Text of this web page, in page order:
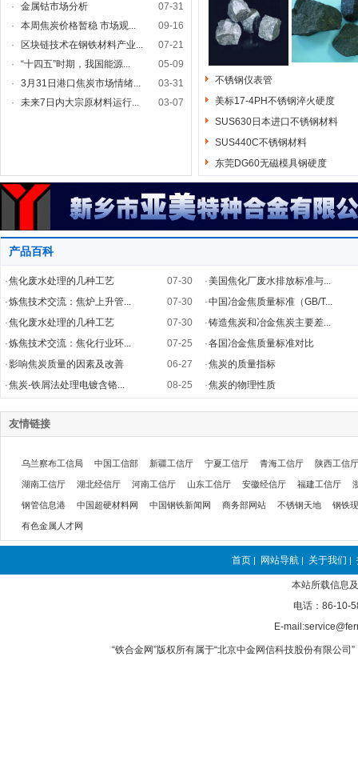
·
金属钴市场分析
07-31
·
本周焦炭价格暂稳 市场观...
09-16
·
区块链技术在钢铁材料产业...
07-21
·
“十四五”时期，我国能源...
05-09
·
3月31日港口焦炭市场情绪...
03-31
·
未来7日内大宗原材料运行... 03-07
不锈钢仪表管
美标17-4PH不锈钢淬火硬度
SUS630日本进口不锈钢材料
SUS440C不锈钢材料
东莞DG60无磁模具钢硬度
产品百科
·焦化废水处理的几种工艺
07-30
·炼焦技术交流：焦炉上升管...
07-30
·焦化废水处理的几种工艺
07-30
·炼焦技术交流：焦化行业环...
07-25
·影响焦炭质量的因素及改善
06-27
·焦炭-铁屑法处理电镀含铬... 08-25
·美国焦化厂废水排放标准与...
·中国冶金焦质量标准（GB/T...
·铸造焦炭和冶金焦炭主要差...
·各国冶金焦质量标准对比
·焦炭的质量指标
·焦炭的物理性质
友情链接
乌兰察布工信局 中国工信部 新疆工信厅 宁夏工信厅 青海工信厅 陕西工信厅
湖南工信厅 湖北经信厅 河南工信厅 山东工信厅 安徽经信厅 福建工信厅
钢管信息港 中国超硬材料网 中国钢铁新闻网 商务部网站 不锈钢天地 钢铁
有色金属人才网
首页 | 网站导航 | 关于我们 |
本站所载信息
电话：86-10-
E-
“铁合金网”版权所有属于“北京中金网信科技股份有限公司